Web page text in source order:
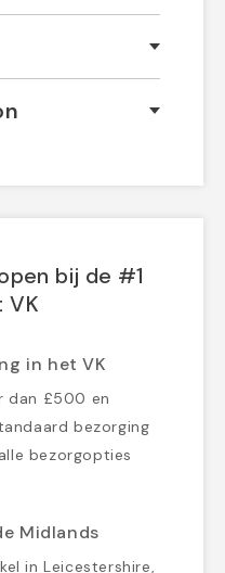
bij de #1
VK
in het VK
dan £500 en
bezorging
bezorgopties
Midlands
in Leicestershire,